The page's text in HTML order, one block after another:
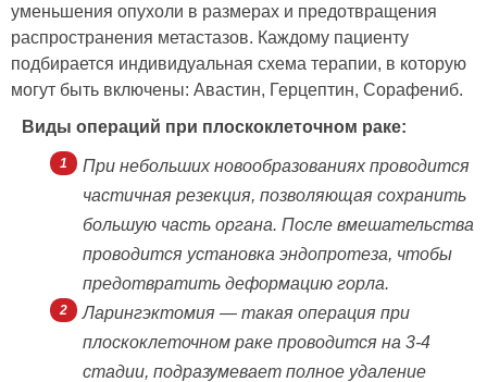
уменьшения опухоли в размерах и предотвращения
распространения метастазов. Каждому пациенту
подбирается индивидуальная схема терапии, в которую
могут быть включены: Авастин, Герцептин, Сорафениб.
Виды операций при плоскоклеточном раке:
При небольших новообразованиях проводится
частичная резекция, позволяющая сохранить
большую часть органа. После вмешательства
проводится установка эндопротеза, чтобы
предотвратить деформацию горла.
Ларингэктомия — такая операция при
плоскоклеточном раке проводится на 3-4
стадии, подразумевает полное удаление